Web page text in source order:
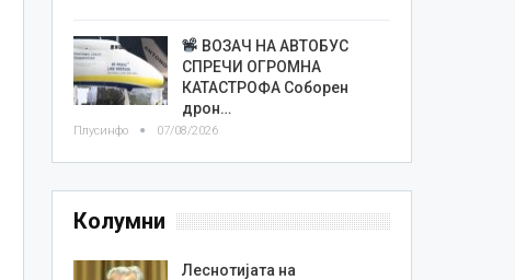
ВОЗАЧ НА АВТОБУС
СПРЕЧИ ОГРОМНА
КАТАСТРОФА Соборен
дрон…
Плусинфо 07/08/2026
Колумни
Леснотијата на